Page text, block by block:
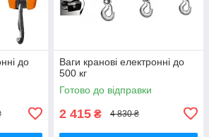
до
Ваги кранові електронні до
500 кг
Готово до відправки
2 415 ₴ 4 830 ₴